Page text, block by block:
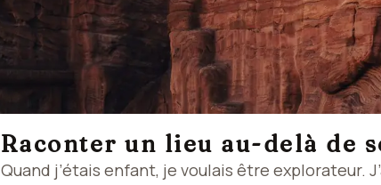
Raconter un lieu au-delà de
Quand j’étais enfant, je voulais être explorateur.